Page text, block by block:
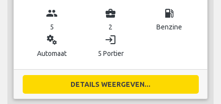
group
5
business_center
2
local_gas_station
Benzine
miscellaneous_services
Automaat
login
5 Portier
DETAILS WEERGEVEN...